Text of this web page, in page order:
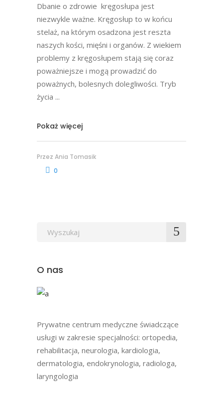
Dbanie o zdrowie kręgosłupa jest
niezwykle ważne. Kręgosłup to w końcu
stelaż, na którym osadzona jest reszta
naszych kości, mięśni i organów. Z wiekiem
problemy z kręgosłupem stają się coraz
poważniejsze i mogą prowadzić do
poważnych, bolesnych dolegliwości. Tryb
życia
Pokaż więcej
Przez Ania Tomasik
0
Wyszukaj
O nas
Prywatne centrum medyczne świadczące
usługi w zakresie specjalności: ortopedia,
rehabilitacja, neurologia, kardiologia,
dermatologia, endokrynologia, radiologa,
laryngologia